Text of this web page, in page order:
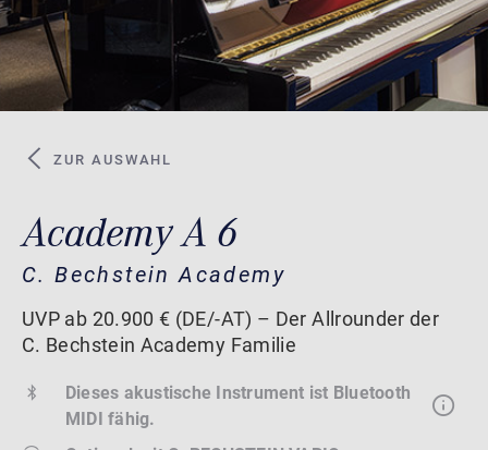
ZUR AUSWAHL
Academy A 6
C. Bechstein Academy
UVP ab 20.900 € (DE/-AT) – Der Allrounder der
C. Bechstein Academy Familie
Dieses akustische Instrument ist Bluetooth
MIDI fähig.